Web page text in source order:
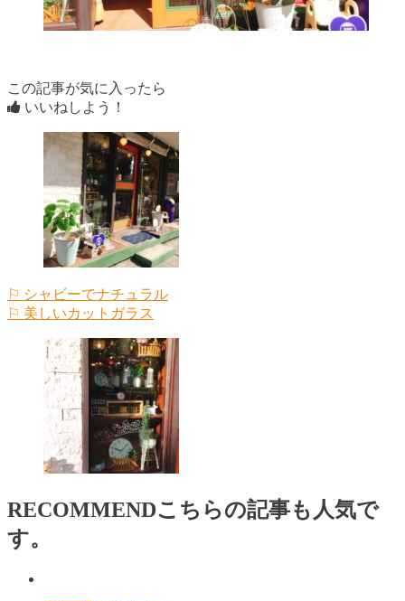
この記事が気に入ったら
いいねしよう！
⚐ シャビーでナチュラル
⚐ 美しいカットガラス
RECOMMENDこちらの記事も人気で
す。